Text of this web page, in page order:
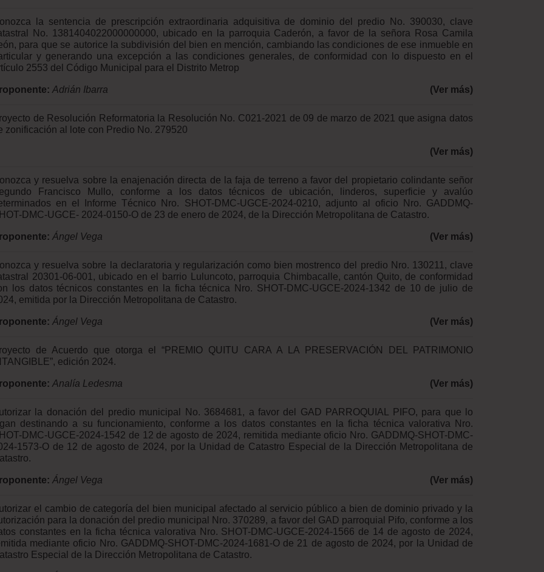
la sentencia de prescripción extraordinaria adquisitiva de dominio del predio No. 390030, clave
No. 1381404022000000000, ubicado en la parroquia Caderón, a favor de la señora Rosa Camila
para que se autorice la subdivisión del bien en mención, cambiando las condiciones de ese inmueble en
y generando una excepción a las condiciones generales, de conformidad con lo dispuesto en el
2553 del Código Municipal para el Distrito Metrop
Adrián Ibarra (Ver más)
de Resolución Reformatoria la Resolución No. C021-2021 de 09 de marzo de 2021 que asigna datos
zonificación al lote con Predio No. 279520
(Ver más)
y resuelva sobre la enajenación directa de la faja de terreno a favor del propietario colindante señor
Francisco Mullo, conforme a los datos técnicos de ubicación, linderos, superficie y avalúo
en el Informe Técnico Nro. SHOT-DMC-UGCE-2024-0210, adjunto al oficio Nro. GADDMQ-
DMC-UGCE- 2024-0150-O de 23 de enero de 2024, de la Dirección Metropolitana de Catastro.
Ángel Vega (Ver más)
y resuelva sobre la declaratoria y regularización como bien mostrenco del predio Nro. 130211, clave
20301-06-001, ubicado en el barrio Luluncoto, parroquia Chimbacalle, cantón Quito, de conformidad
los datos técnicos constantes en la ficha técnica Nro. SHOT-DMC-UGCE-2024-1342 de 10 de julio de
emitida por la Dirección Metropolitana de Catastro.
Ángel Vega (Ver más)
de Acuerdo que otorga el “PREMIO QUITU CARA A LA PRESERVACIÓN DEL PATRIMONIO
edición 2024.
Analía Ledesma (Ver más)
la donación del predio municipal No. 3684681, a favor del GAD PARROQUIAL PIFO, para que lo
destinando a su funcionamiento, conforme a los datos constantes en la ficha técnica valorativa Nro.
DMC-UGCE-2024-1542 de 12 de agosto de 2024, remitida mediante oficio Nro. GADDMQ-SHOT-DMC-
1573-O de 12 de agosto de 2024, por la Unidad de Catastro Especial de la Dirección Metropolitana de
Ángel Vega (Ver más)
el cambio de categoría del bien municipal afectado al servicio público a bien de dominio privado y la
para la donación del predio municipal Nro. 370289, a favor del GAD parroquial Pifo, conforme a los
constantes en la ficha técnica valorativa Nro. SHOT-DMC-UGCE-2024-1566 de 14 de agosto de 2024,
mediante oficio Nro. GADDMQ-SHOT-DMC-2024-1681-O de 21 de agosto de 2024, por la Unidad de
Especial de la Dirección Metropolitana de Catastro.